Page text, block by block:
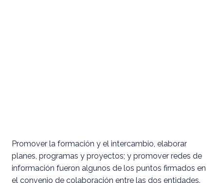
Promover la formación y el intercambio, elaborar
planes, programas y proyectos; y promover redes de
información fueron algunos de los puntos firmados en
el convenio de colaboración entre las dos entidades.